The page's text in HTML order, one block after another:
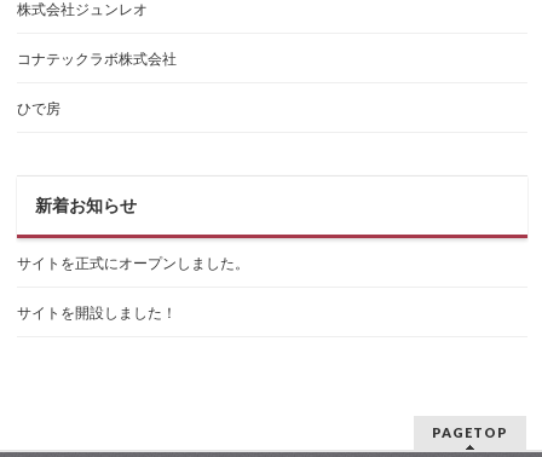
株式会社ジュンレオ
コナテックラボ株式会社
ひで房
新着お知らせ
サイトを正式にオープンしました。
サイトを開設しました！
PAGETOP